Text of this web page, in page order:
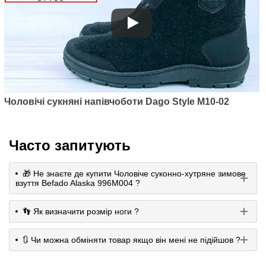
Чоловічі сукняні напівчоботи Dago Style M10-02
Часто запитують
🎁 Не знаєте де купити Чоловіче суконно-хутряне зимове
взуття Befado Alaska 996M004 ?
👣 Як визначити розмір ноги ?
🔃 Чи можна обміняти товар якщо він мені не підійшов ?